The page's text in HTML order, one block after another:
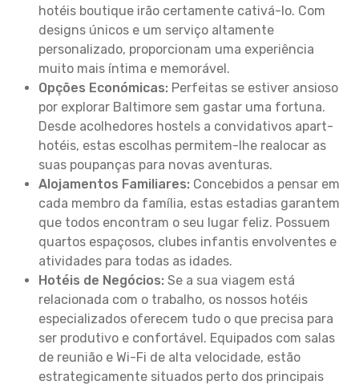
hotéis boutique irão certamente cativá-lo. Com
designs únicos e um serviço altamente
personalizado, proporcionam uma experiência
muito mais íntima e memorável.
Opções Económicas: Perfeitas se estiver ansioso
por explorar Baltimore sem gastar uma fortuna.
Desde acolhedores hostels a convidativos apart-
hotéis, estas escolhas permitem-lhe realocar as
suas poupanças para novas aventuras.
Alojamentos Familiares: Concebidos a pensar em
cada membro da família, estas estadias garantem
que todos encontram o seu lugar feliz. Possuem
quartos espaçosos, clubes infantis envolventes e
atividades para todas as idades.
Hotéis de Negócios: Se a sua viagem está
relacionada com o trabalho, os nossos hotéis
especializados oferecem tudo o que precisa para
ser produtivo e confortável. Equipados com salas
de reunião e Wi-Fi de alta velocidade, estão
estrategicamente situados perto dos principais